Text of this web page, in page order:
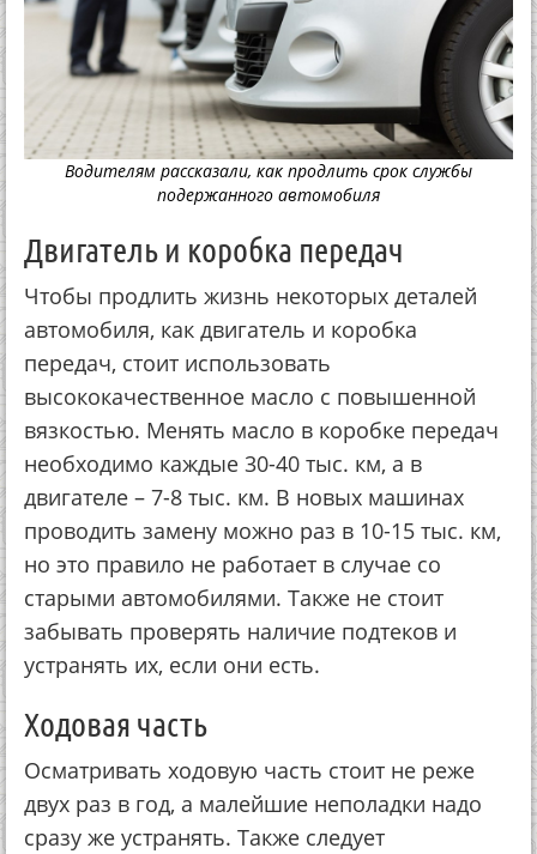
Водителям рассказали, как продлить срок службы
подержанного автомобиля
Двигатель и коробка передач
Чтобы продлить жизнь некоторых деталей
автомобиля, как двигатель и коробка
передач, стоит использовать
высококачественное масло с повышенной
вязкостью. Менять масло в коробке передач
необходимо каждые 30-40 тыс. км, а в
двигателе – 7-8 тыс. км. В новых машинах
проводить замену можно раз в 10-15 тыс. км,
но это правило не работает в случае со
старыми автомобилями. Также не стоит
забывать проверять наличие подтеков и
устранять их, если они есть.
Ходовая часть
Осматривать ходовую часть стоит не реже
двух раз в год, а малейшие неполадки надо
сразу же устранять. Также следует